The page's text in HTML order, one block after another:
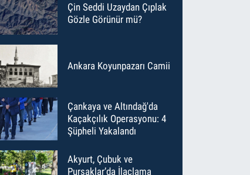
Çin Seddi Uzaydan Çıplak
Gözle Görünür mü?
Ankara Koyunpazarı Camii
Çankaya ve Altındağ'da
Kaçakçılık Operasyonu: 4
Şüpheli Yakalandı
Akyurt, Çubuk ve
Pursaklar’da İlaçlama